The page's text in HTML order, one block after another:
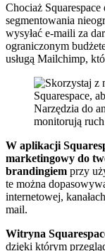
Chociaż
segmentowania
wysyłać e-maili za
ograniczonym
usługą Mailchimp,
Narzędzia do
monitorują
W aplikacji
marketingowy do
brandingiem przy
te można
internetowej,
mail.
Witryna
dzięki którym